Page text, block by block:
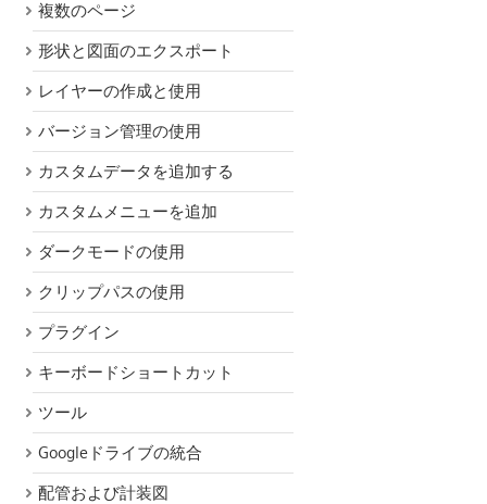
複数のページ
形状と図面のエクスポート
レイヤーの作成と使用
バージョン管理の使用
カスタムデータを追加する
カスタムメニューを追加
ダークモードの使用
クリップパスの使用
プラグイン
キーボードショートカット
ツール
Googleドライブの統合
配管および計装図